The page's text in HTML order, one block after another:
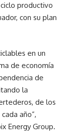
productivo
con su plan
en un
de economía
de
la
de los
año”,
Energy Group.